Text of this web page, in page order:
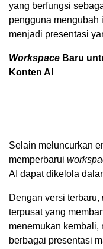
yang berfungsi
pengguna mengubah
menjadi presentasi
Workspace Baru
Konten AI
Selain meluncurkan
memperbarui
AI dapat dikelola
Dengan versi terbaru,
terpusat yang
menemukan kembali,
berbagai presentasi